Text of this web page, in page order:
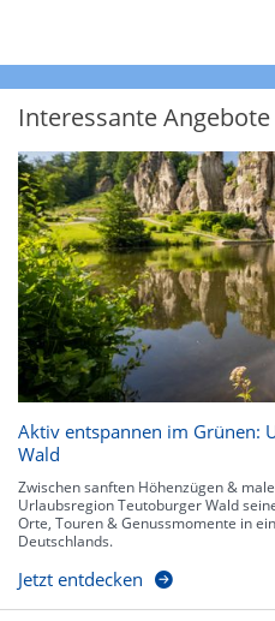
Interessante
Aktiv entspannen im Grünen:
Wald
Zwischen sanften Höhenzügen &
Urlaubsregion Teutoburger Wald
Orte, Touren & Genussmomente in
Deutschlands.
Jetzt entdecken